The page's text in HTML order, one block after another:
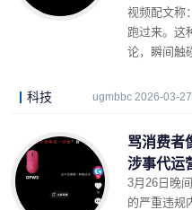
视频配文称
跑过来。这
论，瞬间触
科技 ugmbbc 2026-03-
骂消费者
涉事代运
3月26日晚
的严重违规